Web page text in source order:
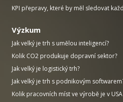
KPI přepravy, které by měl sledovat
Výzkum
Jak velký je trh s umělou inteligencí?
Kolik CO2 produkuje dopravní sektor?
Jak velký je logistický trh?
Jak velký je trh s podnikovým
Kolik pracovních míst ve výrobě je v